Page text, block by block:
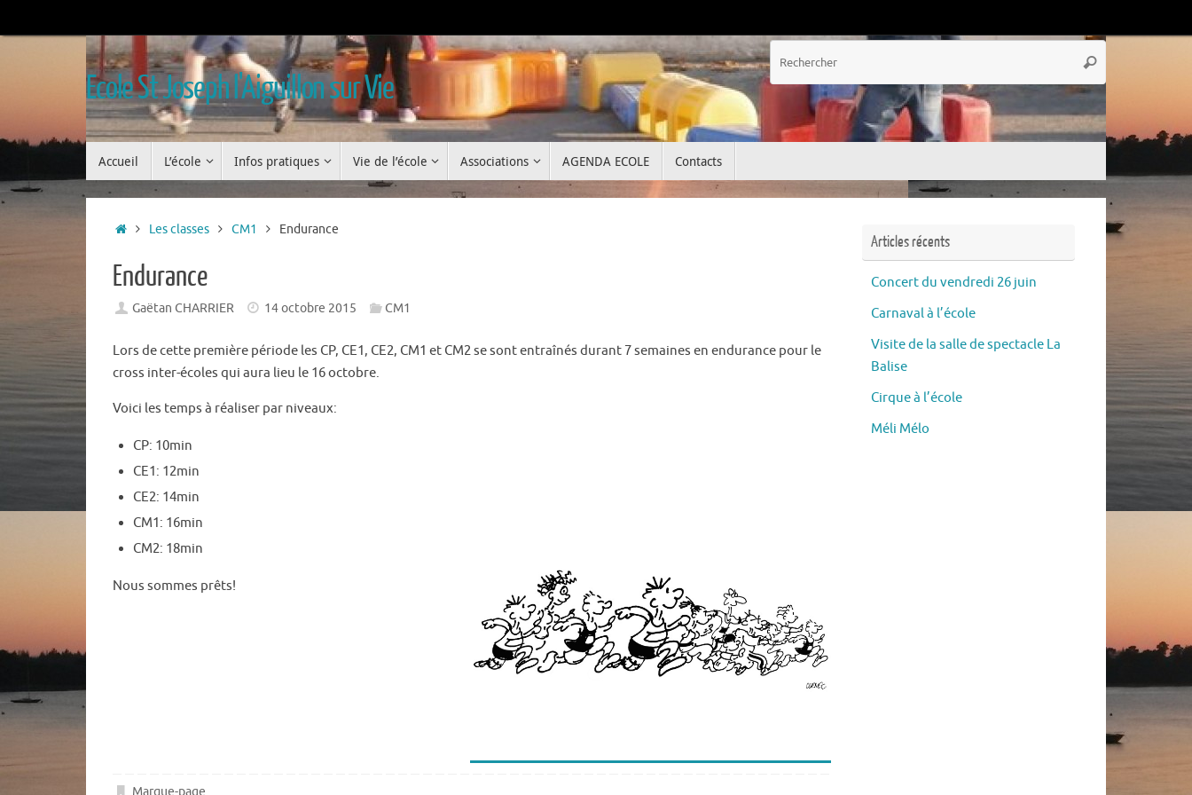
au
Ecole St Joseph l'Aiguillon sur Vie
:
Rechercher
Accueil L’école Infos pratiques Vie de l’école Associations AGENDA ECOLE Contacts
AccueilLes classes CM1 Endurance
Endurance
Gaëtan CHARRIER 14 octobre 2015 CM1
Lors de cette première période les CP, CE1, CE2, CM1 et CM2 se sont entraînés durant 7 semaines en endurance pour le
cross inter-écoles qui aura lieu le 16 octobre.
Voici les temps à réaliser par niveaux:
CP: 10min
CE1: 12min
CE2: 14min
CM1: 16min
CM2: 18min
Nous sommes prêts!
Marque-page
Articles récents
Concert du vendredi 26 juin
Carnaval à l’école
Visite de la salle de spectacle La
Balise
Cirque à l’école
Méli Mélo